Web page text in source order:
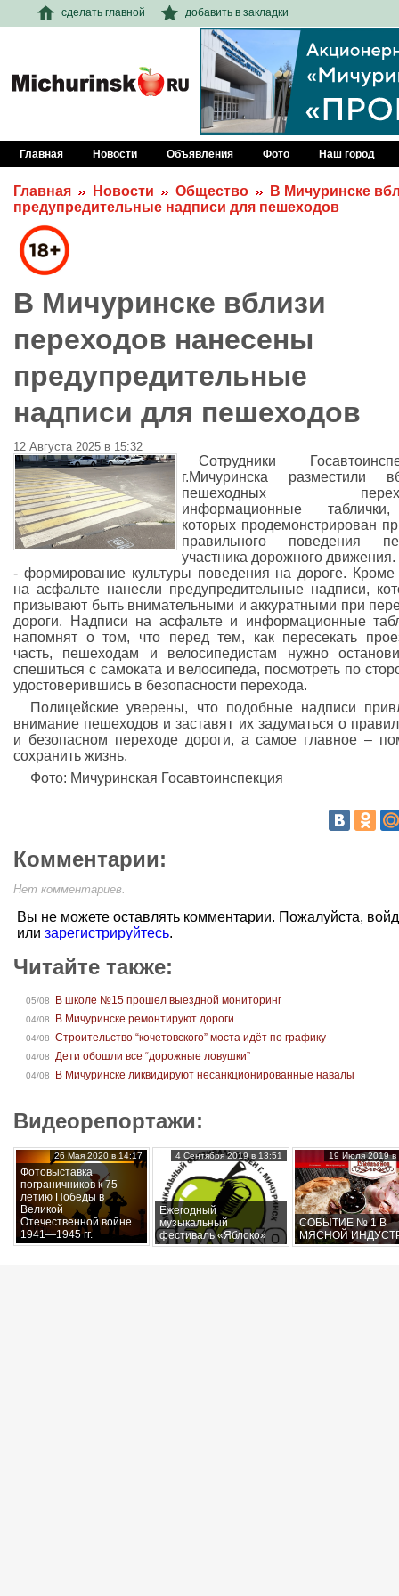
сделать главной добавить в закладки
Главная Новости Объявления Фото Наш город
Главная Новости Общество
В Мичуринске
предупредительные надписи для пешеходов
В Мичуринске вблизи
переходов нанесены
предупредительные
надписи для пешеходов
12 Августа 2025 в 15:32
Сотрудники
г.Мичуринска разместили
пешеходных
информационные
которых продемонстрирован
правильного поведения
участника дорожного
- формирование культуры поведения на дороге. Кроме
на асфальте нанесли предупредительные надписи,
призывают быть внимательными и аккуратными при
дороги. Надписи на асфальте и информационные
напомнят о том, что перед тем, как пересекать
часть, пешеходам и велосипедистам нужно
спешиться с самоката и велосипеда, посмотреть по
удостоверившись в безопасности перехода.
Полицейские уверены, что подобные надписи
внимание пешеходов и заставят их задуматься о
и безопасном переходе дороги, а самое главное –
сохранить жизнь.
Фото: Мичуринская Госавтоинспекция
Комментарии:
Нет комментариев.
Вы не можете оставлять комментарии. Пожалуйста,
или зарегистрируйтесь.
Читайте также:
05/08 В школе №15 прошел выездной мониторинг
04/08 В Мичуринске ремонтируют дороги
04/08 Строительство “кочетовского” моста идёт по графику
04/08 Дети обошли все “дорожные ловушки”
04/08 В Мичуринске ликвидируют несанкционированные навалы
Видеорепортажи:
Фотовыставка
пограничников к 75-
летию Победы в
Великой
Отечественной войне
1941—1945 гг.
26 Мая 2020 в 14:17
Ежегодный
музыкальный
фестиваль «Яблоко»
4 Сентября 2019 в 13:51
СОБЫТИЕ № 1 В
МЯСНОЙ
19 Июля 2019 в